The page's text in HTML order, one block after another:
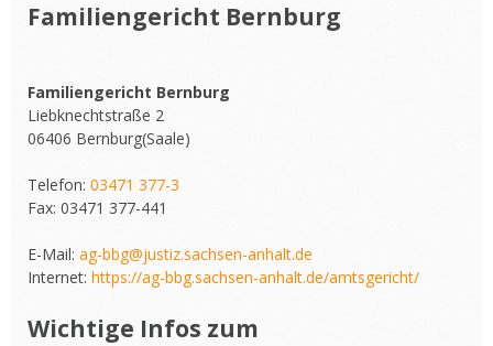
Familiengericht Bernburg
Familiengericht Bernburg
Liebknechtstraße 2
06406 Bernburg(Saale)
Telefon: 03471 377-3
Fax: 03471 377-441
E-Mail: ag-bbg@justiz.sachsen-anhalt.de
Internet: https://ag-bbg.sachsen-anhalt.de/amtsgericht/
Wichtige Infos zum